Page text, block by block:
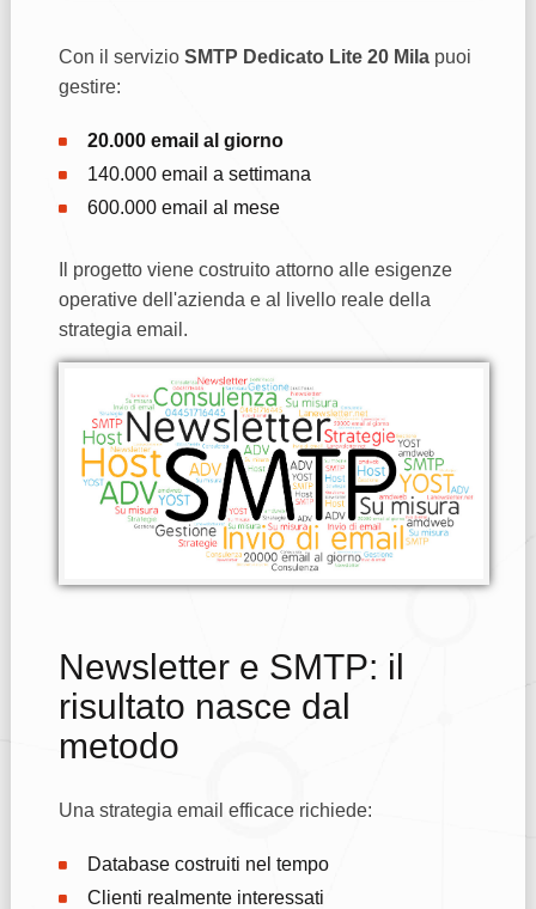
Con il servizio SMTP Dedicato Lite 20 Milapuoi
gestire:
20.000 email al giorno
140.000 email a settimana
600.000 email al mese
Il progetto viene costruito attorno alle esigenze
operative dell'azienda e al livello reale della
strategia email.
Newsletter e SMTP: il
risultato nasce dal
metodo
Una strategia email efficace richiede:
Database costruiti nel tempo
Clienti realmente interessati